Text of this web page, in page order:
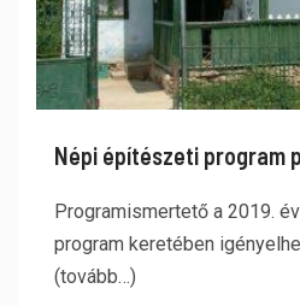
Népi építészeti program
Programismertető a 2019.
program keretében
(tovább…)